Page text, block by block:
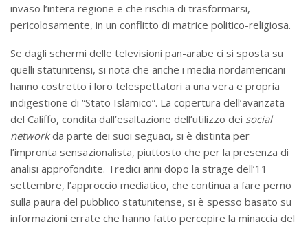
invaso l’intera regione e che rischia di trasformarsi,
pericolosamente, in un conflitto di matrice politico-religiosa.
Se dagli schermi delle televisioni pan-arabe ci si sposta su
quelli statunitensi, si nota che anche i media nordamericani
hanno costretto i loro telespettatori a una vera e propria
indigestione di “Stato Islamico”. La copertura dell’avanzata
del Califfo, condita dall’esaltazione dell’utilizzo dei social
networkda parte dei suoi seguaci, si è distinta per
l’impronta sensazionalista, piuttosto che per la presenza di
analisi approfondite. Tredici anni dopo la strage dell’11
settembre, l’approccio mediatico, che continua a fare perno
sulla paura del pubblico statunitense, si è spesso basato su
informazioni errate che hanno fatto percepire la minaccia del